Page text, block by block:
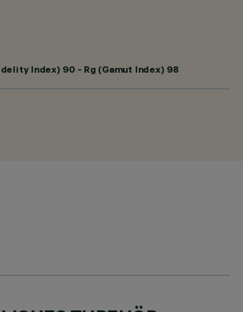
Index) 90 - Rg (Gamut Index) 98